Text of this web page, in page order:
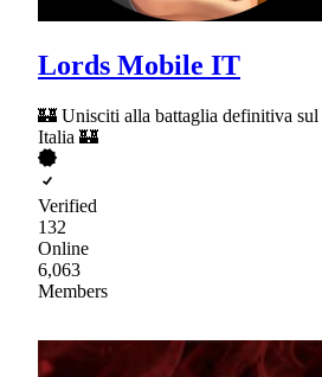
Lords Mobile IT
🏰 Unisciti alla battaglia definitiva
Italia 🏰
Verified
132
Online
6,063
Members